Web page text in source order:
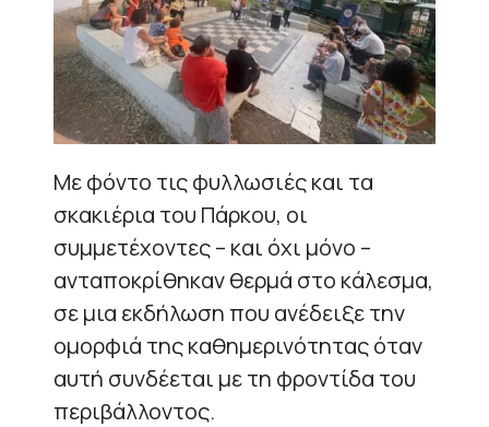
Με φόντο τις φυλλωσιές και τα
σκακιέρια του Πάρκου, οι
συμμετέχοντες – και όχι μόνο –
ανταποκρίθηκαν θερμά στο κάλεσμα,
σε μια εκδήλωση που ανέδειξε την
ομορφιά της καθημερινότητας όταν
αυτή συνδέεται με τη φροντίδα του
περιβάλλοντος.